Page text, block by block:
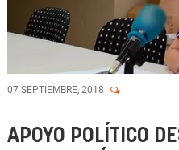
07 SEPTIEMBRE, 2018
APOYO POLÍTICO